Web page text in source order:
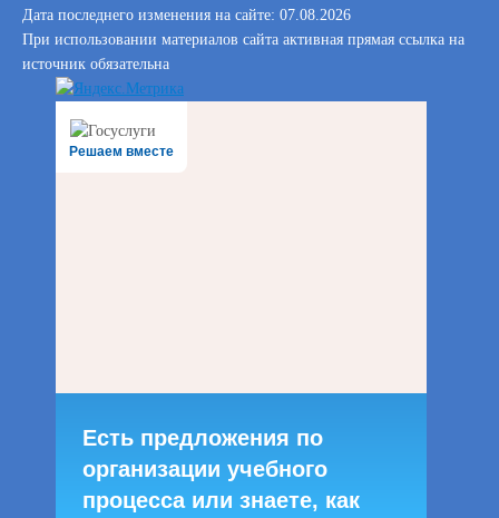
Дата последнего изменения на сайте: 07.08.2026
При использовании материалов сайта активная прямая ссылка на
источник обязательна
Решаем вместе
Есть предложения по
организации учебного
процесса или знаете, как